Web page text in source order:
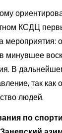
КСДЦ
мероприятия:
минувшее
В
так как
людей.
по